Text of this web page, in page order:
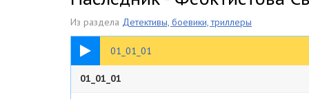
Из раздела Детективы, боевики, триллеры
01_01_01
05:01
01_01_01